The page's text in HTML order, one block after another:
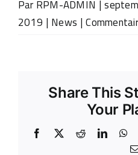
ParRPM-ADMIN |
2019 | News |
Share This
Your
Facebook
X Reddit